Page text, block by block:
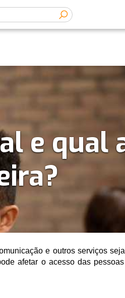
e qual
e outros serviços
afetar o acesso das